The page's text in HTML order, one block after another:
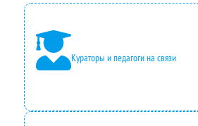
а
я
ц
е
н
2
0
Кураторы и педагоги на связи